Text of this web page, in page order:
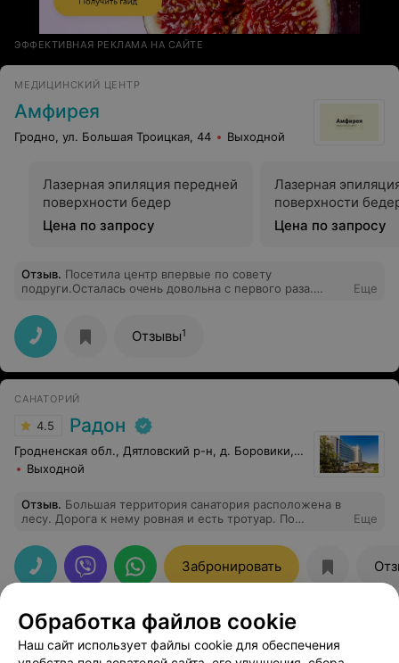
ЭФФЕКТИВНАЯ РЕКЛАМА НА САЙТЕ
МЕДИЦИНСКИЙ ЦЕНТР
Амфирея
Гродно, ул. Большая Троицкая, 44 Выходной
Лазерная эпиляция передней
поверхности бедер
Цена по запросу
Лазерная
поверхности
Цена по запросу
Отзыв. Посетила центр впервые по совету
подруги.Осталась очень довольна с первого раза.
люди.У кого проблемы с черными точками бегом на
ультрозвуковой пилинг и вы красотка. Персонал 10
баллов.
Еще
Отзывы1
САНАТОРИЙ
4.5 Радон
Гродненская обл., Дятловский р-н, д. Боровики, 10
Выходной
Отзыв. Большая территория санатория расположена в
лесу. Дорога к нему ровная и есть тротуар. По
отдыха и мангалы. В пруду плавают лебеди и утки,
рыбы нет. В лесу собираем грибы, есть лисички.
Много фонтанов и фигурок из кустов. Что касается
Еще
Забронировать
Обработка файлов cookie
Наш сайт использует файлы cookie для обеспечения